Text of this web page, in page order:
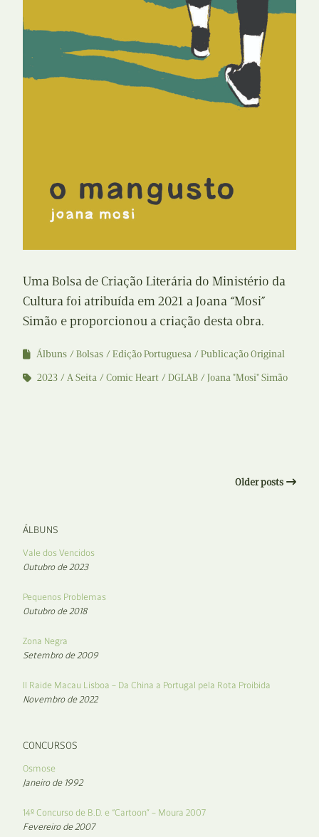
Uma Bolsa de Criação Literária do Ministério da
Cultura foi atribuída em 2021 a Joana “Mosi”
Simão e proporcionou a criação desta obra.
Álbuns Bolsas Edição Portuguesa
Publicação Original
2023
A Seita Comic Heart DGLAB Joana "Mosi" Simão
Older posts
ÁLBUNS
Vale dos Vencidos
Outubro de 2023
Pequenos Problemas
Outubro de 2018
Zona Negra
Setembro de 2009
II Raide Macau Lisboa – Da China a Portugal pela Rota Proibida
Novembro de 2022
CONCURSOS
Osmose
Janeiro de 1992
14º Concurso de B.D. e “Cartoon” – Moura 2007
Fevereiro de 2007